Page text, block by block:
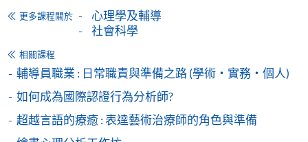
學費及學額不得轉讓他人。一經取錄，學生不得用
已付的學費和已取得的學額轉讀其他課程，惟學院
郵寄付款收據如若遺失，學院概不負責。
付款收據只發一次。申請額外付款證明的收費為每
更多課程關於
心理學及輔導
社會科學
相關課程
輔導員職業 : 日常職責與準備之路 (學術・實務・個人)
如何成為國際認證行為分析師?
超越言語的療癒 : 表達藝術治療師的角色與準備